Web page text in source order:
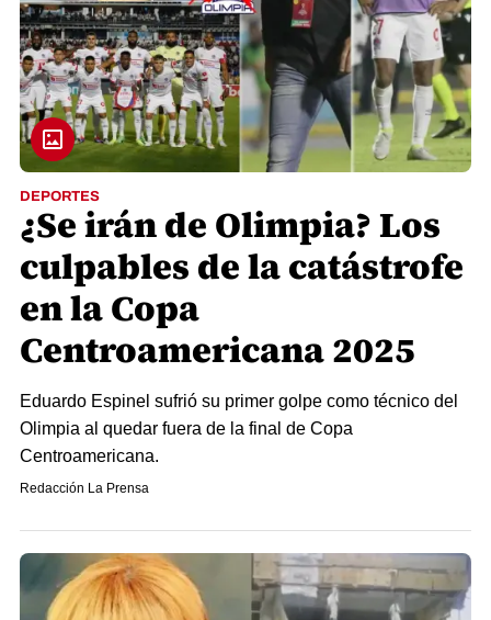
DEPORTES
¿Se irán de Olimpia? Los
culpables de la catástrofe
en la Copa
Centroamericana 2025
Eduardo Espinel sufrió su primer golpe como técnico del
Olimpia al quedar fuera de la final de Copa
Centroamericana.
Redacción La Prensa